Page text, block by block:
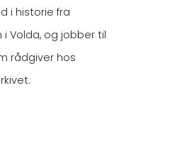
i historie fra
i Volda, og jobber til
rådgiver hos